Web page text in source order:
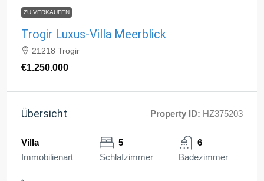
ZU VERKAUFEN
Trogir Luxus-Villa Meerblick
21218 Trogir
€1.250.000
Übersicht Property ID: HZ375203
Villa
Immobilienart
5
Schlafzimmer
6
Badezimmer